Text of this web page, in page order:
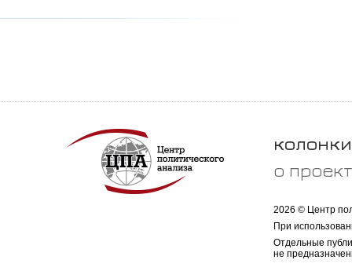
колонки
о
2026 © Центр
При
Отдельные
не